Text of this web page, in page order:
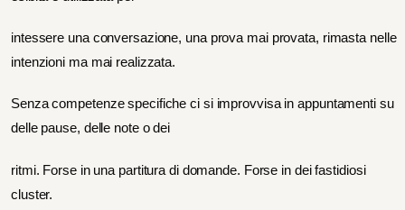
intessere una conversazione, una prova mai provata, rimasta nelle
intenzioni ma mai realizzata.
Senza competenze specifiche ci si improvvisa in appuntamenti su
delle pause, delle note o dei
ritmi. Forse in una partitura di domande. Forse in dei fastidiosi
cluster.